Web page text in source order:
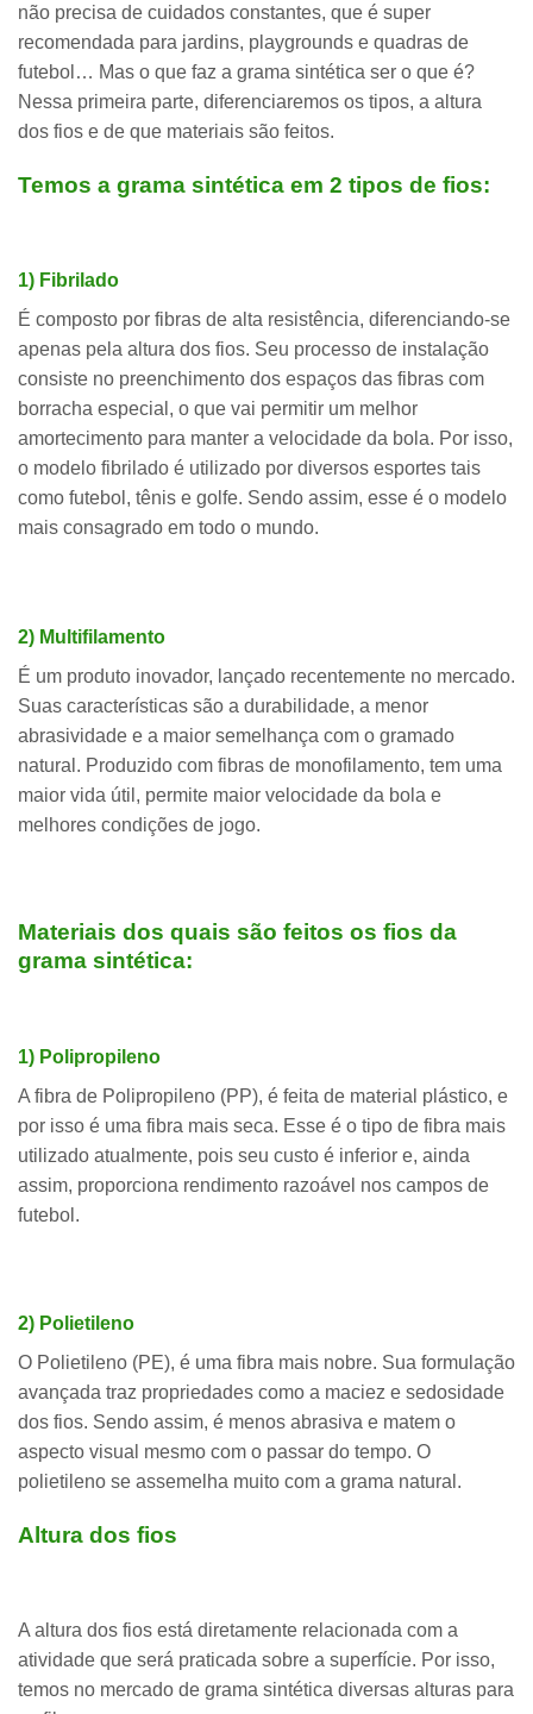
não precisa de cuidados constantes, que é super
recomendada para jardins, playgrounds e quadras de
futebol… Mas o que faz a grama sintética ser o que é?
Nessa primeira parte, diferenciaremos os tipos, a altura
dos fios e de que materiais são feitos.
Temos a grama sintética em 2 tipos de fios:
1) Fibrilado
É composto por fibras de alta resistência, diferenciando-se
apenas pela altura dos fios. Seu processo de instalação
consiste no preenchimento dos espaços das fibras com
borracha especial, o que vai permitir um melhor
amortecimento para manter a velocidade da bola. Por isso,
o modelo fibrilado é utilizado por diversos esportes tais
como futebol, tênis e golfe. Sendo assim, esse é o modelo
mais consagrado em todo o mundo.
2) Multifilamento
É um produto inovador, lançado recentemente no mercado.
Suas características são a durabilidade, a menor
abrasividade e a maior semelhança com o gramado
natural. Produzido com fibras de monofilamento, tem uma
maior vida útil, permite maior velocidade da bola e
melhores condições de jogo.
Materiais dos quais são feitos os fios da
grama sintética:
1) Polipropileno
A fibra de Polipropileno (PP), é feita de material plástico, e
por isso é uma fibra mais seca. Esse é o tipo de fibra mais
utilizado atualmente, pois seu custo é inferior e, ainda
assim, proporciona rendimento razoável nos campos de
futebol.
2) Polietileno
O Polietileno (PE), é uma fibra mais nobre. Sua formulação
avançada traz propriedades como a maciez e sedosidade
dos fios. Sendo assim, é menos abrasiva e matem o
aspecto visual mesmo com o passar do tempo. O
polietileno se assemelha muito com a grama natural.
Altura dos fios
A altura dos fios está diretamente relacionada com a
atividade que será praticada sobre a superfície. Por isso,
temos no mercado de grama sintética diversas alturas para